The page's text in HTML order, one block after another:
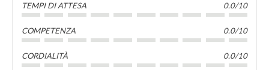
TEMPI DI ATTESA 0.0/10
COMPETENZA 0.0/10
CORDIALITÀ 0.0/10